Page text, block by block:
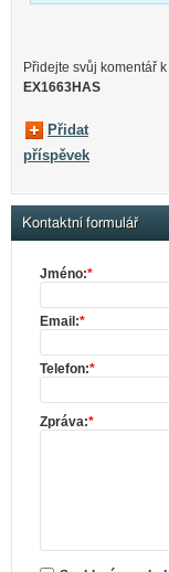
Přidejte svůj komentář k
EX1663HAS
Přidat
příspěvek
Kontaktní formulář
Jméno:*
Email:*
Telefon:*
Zpráva:*